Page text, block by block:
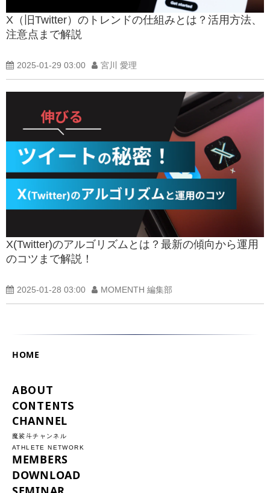
X（旧Twitter）のトレンドの仕組みとは？活用方法、
注意点まで解説
2025-01-29 03:00 宮川 愛理
X(Twitter)のアルゴリズムとは？最新の傾向から運用
のコツまで解説！
2025-01-28 03:00 MOMENTH 編集部
HOME
ABOUT
CONTENTS
CHANNEL
魔裟斗チャンネル
ATHLETE NETWORK
MEMBERS
DOWNLOAD